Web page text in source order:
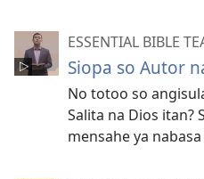
ESSENTIAL BIBLE
Siopa so Autor
No totoo so
Salita na Dios itan?
mensahe ya